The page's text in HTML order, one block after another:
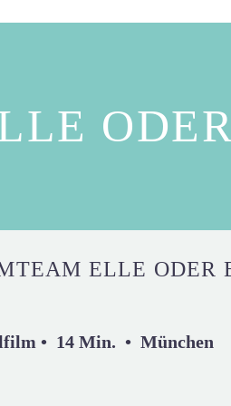
ELLE ODER
• 14 Min. • München